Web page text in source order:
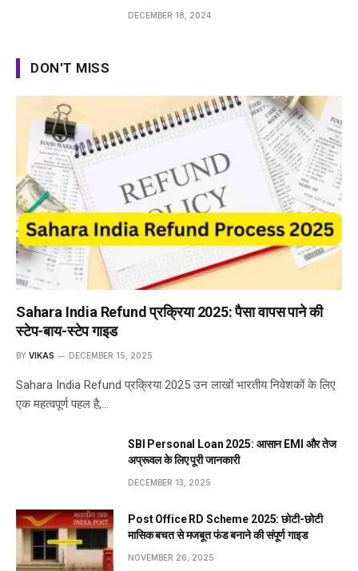
DECEMBER 18, 2024
DON'T MISS
Sahara India Refund प्रक्रिया 2025: पैसा वापस पाने की
स्टेप-बाय-स्टेप गाइड
BY VIKAS DECEMBER 15, 2025
Sahara India Refund प्रक्रिया 2025 उन लाखों भारतीय निवेशकों के लिए
एक महत्वपूर्ण पहल है,…
SBI Personal Loan 2025: आसान EMI और तेज
अप्रूवल के लिए पूरी जानकारी
DECEMBER 13, 2025
Post Office RD Scheme 2025: छोटी-छोटी
मासिक बचत से मजबूत फंड बनाने की संपूर्ण गाइड
NOVEMBER 26, 2025